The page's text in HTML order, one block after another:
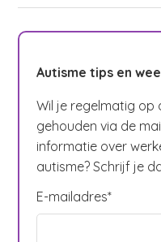
Autisme tips en
Wil je regelmatig op
gehouden via de
informatie over
autisme? Schrijf je
E-mailadres*